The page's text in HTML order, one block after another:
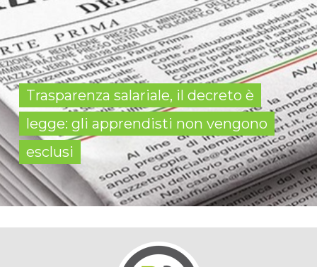
Trasparenza salariale, il decreto è
legge: gli apprendisti non vengono
esclusi